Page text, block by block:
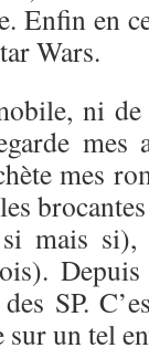
Enfin en
Wars.
ni
mes
mais
SP.
un tel